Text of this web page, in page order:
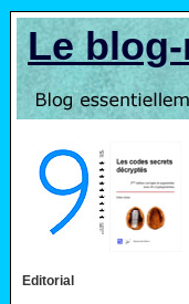
Le
Editorial